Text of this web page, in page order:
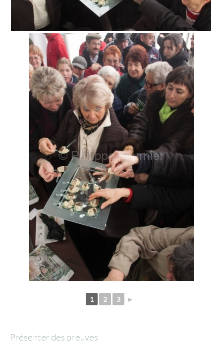
1 2 3 ►
Présenter des preuves